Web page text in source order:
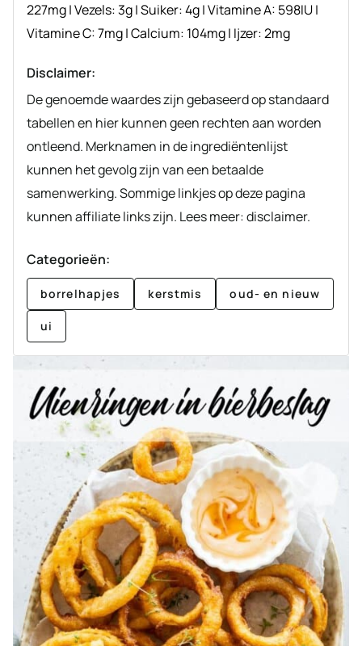
227mg|Vezels:3g|Suiker:4g|Vitamine A: 598IU|
Vitamine C:7mg|Calcium: 104mg| Ijzer:2mg
Disclaimer:
De genoemde waardes zijn gebaseerd op standaard
tabellen en hier kunnen geen rechten aan worden
ontleend. Merknamen in de ingrediëntenlijst
kunnen het gevolg zijn van een betaalde
samenwerking. Sommige linkjes op deze pagina
kunnen affiliate links zijn. Lees meer: disclaimer.
Categorieën:
borrelhapjes kerstmis oud- en nieuw
ui